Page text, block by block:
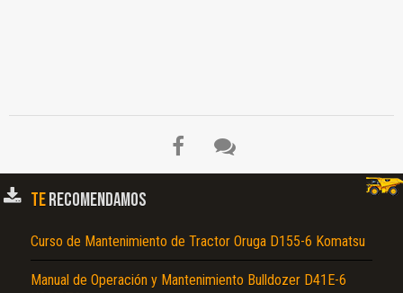
TERECOMENDAMOS
Curso de Mantenimiento de Tractor Oruga D155-6 Komatsu
Manual de Operación y Mantenimiento Bulldozer D41E-6
No carga o no se visualiza el contenido.
Reportar otro tipo de error...